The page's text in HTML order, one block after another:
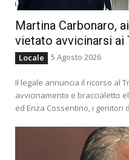
Martina Carbonaro,
vietato avvicinarsi ai
Locale 5 Agosto 2026
Il legale annuncia il ricorso al
avvicinamento e braccialetto
ed Enza Cossentino, i genitori